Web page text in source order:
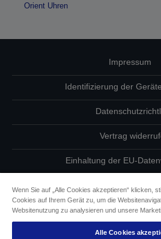
Orient Uhren
Impressum
Identifizierung der
Vertrag
Einhaltung der EU-
Informationen zu
Epson Engagement für
Wenn Sie auf „Alle Cookies akzeptieren“ klicken,
Cookies auf Ihrem Gerät zu, um die
Websitenutzung zu analysieren und unsere
Alle Cookies